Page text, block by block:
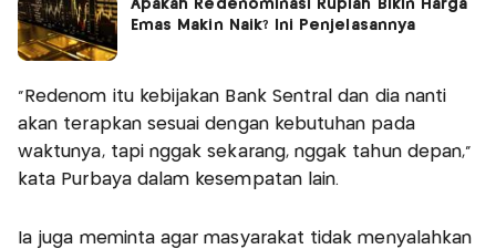
Apakah Redenominasi Rupiah Bikin Harga
Emas Makin Naik? Ini Penjelasannya
“Redenom itu kebijakan Bank Sentral dan dia nanti
akan terapkan sesuai dengan kebutuhan pada
waktunya, tapi nggak sekarang, nggak tahun depan,”
kata Purbaya dalam kesempatan lain.
Ia juga meminta agar masyarakat tidak menyalahkan